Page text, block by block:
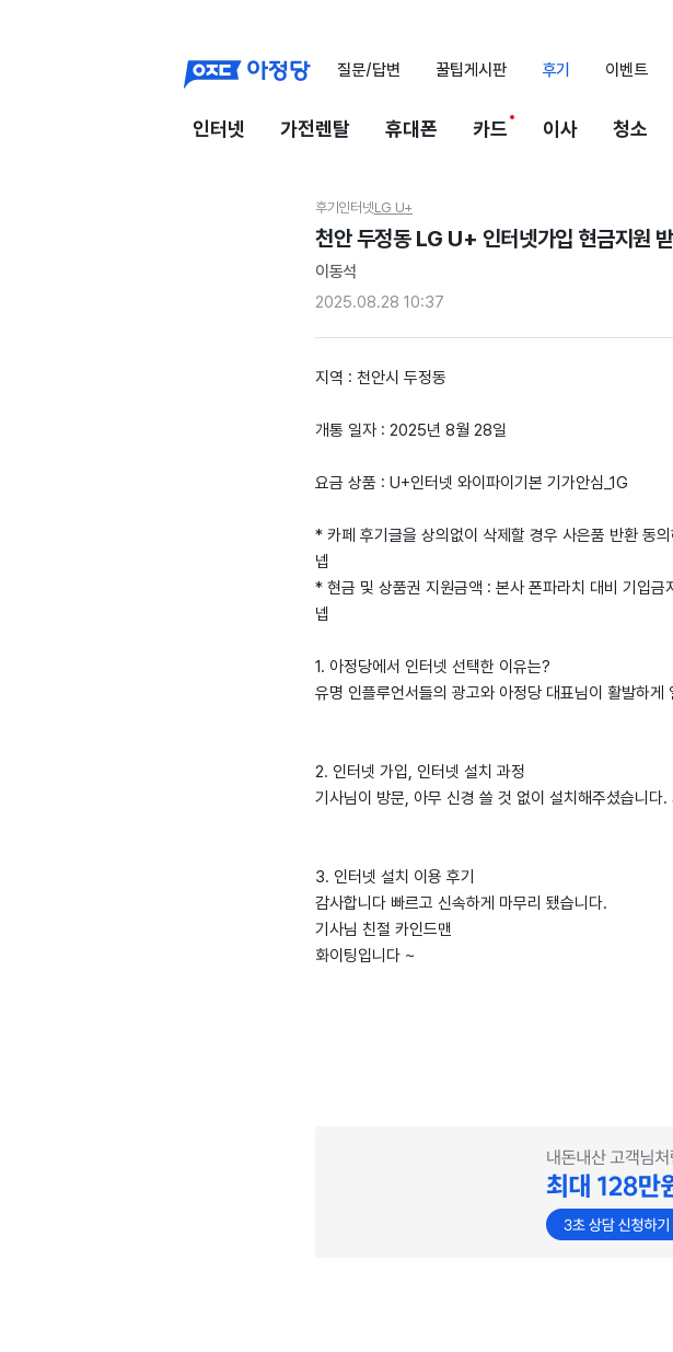
질문/답변 꿀팁게시판 후기 이벤트
인터넷 가전렌탈 휴대폰 카드 이사 청소
후기 인터넷LG U+
천안 두정동 LG U+ 인터넷가입 현금지원
이동석
2025.08.28 10:37
지역 : 천안시 두정동
개통 일자 : 2025년 8월 28일
요금 상품 : U+인터넷 와이파이기본 기가안심_1G
* 카페 후기글을 상의없이 삭제할 경우 사은품 반환 동
넵
* 현금 및 상품권 지원금액 : 본사 폰파라치 대비 기입
넵
1. 아정당에서 인터넷 선택한 이유는?
유명 인플루언서들의 광고와 아정당 대표님이 활발하
2. 인터넷 가입, 인터넷 설치 과정
기사님이 방문, 아무 신경 쓸 것 없이 설치해주셨습니다
3. 인터넷 설치 이용 후기
감사합니다 빠르고 신속하게 마무리 됐습니다.
기사님 친절 카인드맨
화이팅입니다 ~